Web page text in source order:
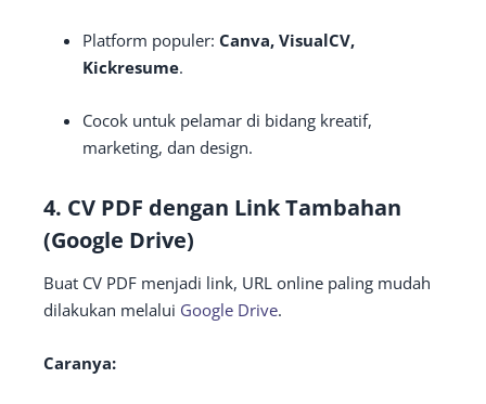
Platform populer: Canva, VisualCV,
Kickresume.
Cocok untuk pelamar di bidang kreatif,
marketing, dan design.
4. CV PDF dengan Link Tambahan
(Google Drive)
Buat CV PDF menjadi link, URL online paling mudah
dilakukan melalui Google Drive.
Caranya: